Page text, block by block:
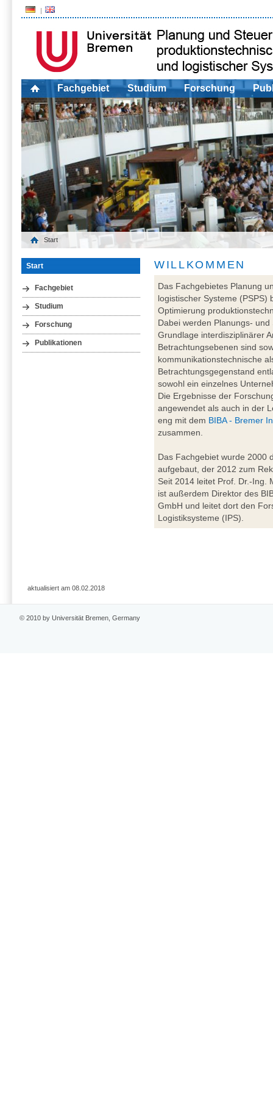
Fachgebiet Studium Forschung
Start
Start
Fachgebiet
Studium
Forschung
Publikationen
WILLKOMMEN
Das Fachgebietes Planung
logistischer Systeme (PSPS)
Optimierung
Dabei werden Planungs-
Grundlage interdisziplinärer
Betrachtungsebenen sind
kommunikationstechnische
Betrachtungsgegenstand
sowohl ein einzelnes
Die Ergebnisse der
angewendet als auch in der
eng mit dem BIBA - Bremer
zusammen.
Das Fachgebiet wurde 2000
aufgebaut, der 2012 zum
Seit 2014 leitet Prof. Dr.-Ing.
ist außerdem Direktor des
GmbH und leitet dort den
Logistiksysteme (IPS).
aktualisiert am 08.02.2018
© 2010 by Universität Bremen, Germany